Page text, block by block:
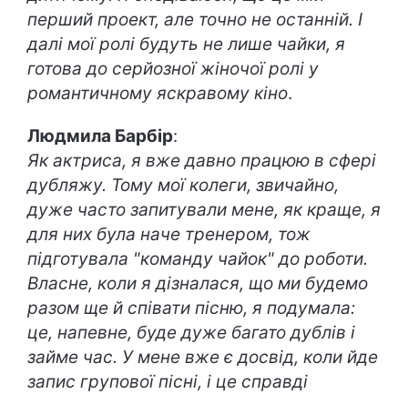
перший проект, але точно не останній. І
далі мої ролі будуть не лише чайки, я
готова до серйозної жіночої ролі у
романтичному яскравому кіно.
Людмила Барбір:
Як актриса, я вже давно працюю в сфері
дубляжу. Тому мої колеги, звичайно,
дуже часто запитували мене, як краще, я
для них була наче тренером, тож
підготувала "команду чайок" до роботи.
Власне, коли я дізналася, що ми будемо
разом ще й співати пісню, я подумала:
це, напевне, буде дуже багато дублів і
займе час. У мене вже є досвід, коли йде
запис групової пісні, і це справді